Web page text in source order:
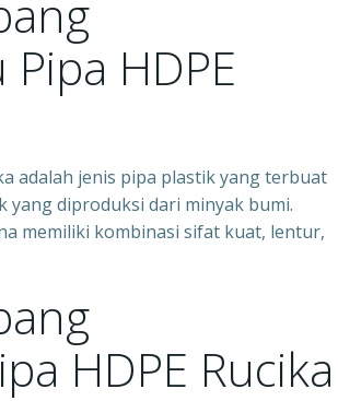
HDPE
adalah jenis pipa plastik yang terbuat
diproduksi dari minyak bumi.
memiliki kombinasi sifat kuat, lentur,
HDPE Rucika